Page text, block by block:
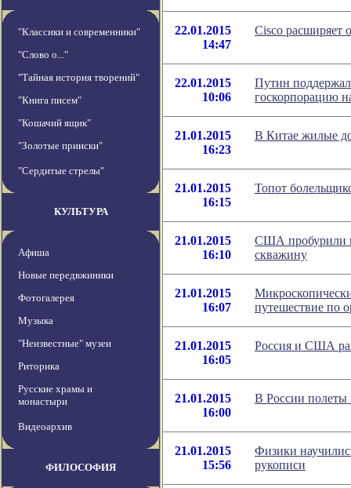
"Классики и современники"
"Слово о..."
"Тайная история творений"
"Книга писем"
"Кошачий ящик"
"Золотые прииски"
"Сердитые стрелы"
КУЛЬТУРА
Афиша
Новые передвжиники
Фотогалерея
Музыка
"Неизвестные" музеи
Риторика
Русские храмы и
монастыри
Видеоархив
ФИЛОСОФИЯ
22.01.2015
14:47
Cisco расширяет
22.01.2015
10:06
Путин
госкорпорацию
21.01.2015
16:23
В Китае жилые
21.01.2015
16:15
Топот
21.01.2015
16:10
США пробурили
скважину
21.01.2015
16:07
путешествие по
21.01.2015
16:05
Россия и США
21.01.2015
16:00
В России полеты
21.01.2015
15:56
Физики
рукописи